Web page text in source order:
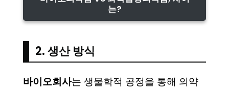
는?
2. 생산 방식
바이오회사는 생물학적 공정을 통해 의약